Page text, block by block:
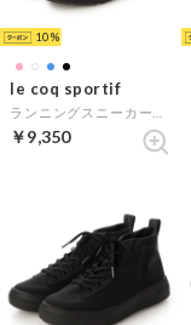
10
le coq sportif
￥9,350